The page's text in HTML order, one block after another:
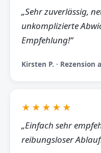
„Sehr zuverlässig,
unkomplizierte
Empfehlung!“
Kirsten P. · Rezension
★★★★★
„Einfach sehr
reibungsloser